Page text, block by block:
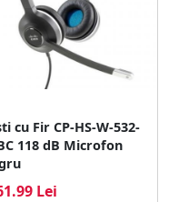
cu Fir CP-HS-W-532-
118 dB Microfon
Lei